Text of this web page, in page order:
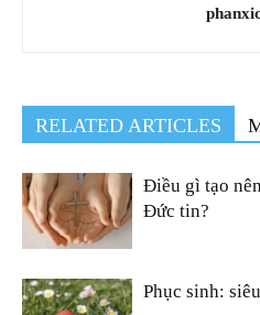
RELATED ARTICLES
Điều gì tạo
Đức tin?
Phục sinh: